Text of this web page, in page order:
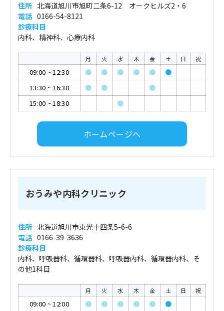
住所 北海道旭川市旭町二条6-12 オークヒルズ2・6
電話 0166-54-8121
診療科目
内科、精神科、心療内科
月 火 水 木 金 土 日 祝
09:00 ~12:30 ● ● ● ● ●
●
13:30 ~16:30 ● ●
●
15:00 ~18:30 ●
ホームページへ
おうみや内科クリニック
住所 北海道旭川市東光十四条5-6-6
電話 0166-39-3636
診療科目
内科、呼吸器科、循環器科、呼吸器内科、循環器内科、そ
の他1科目
月 火 水 木 金 土 日 祝
09:00 ~12:00 ● ● ● ● ●
●